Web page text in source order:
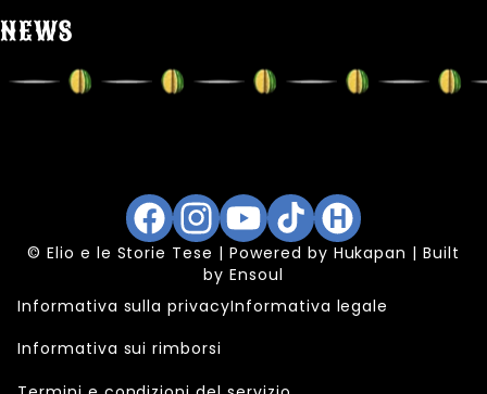
NEWS
FacebookInstagram
YouTubeTikTokHukapan
© Elio e le Storie Tese | Powered by Hukapan | Built
byEnsoul
Informativa sulla privacyInformativa legale
Informativa sui rimborsi